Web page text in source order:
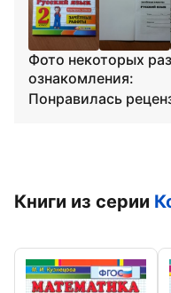
Фото некоторых
ознакомления:
Понравилась
Книги из серии